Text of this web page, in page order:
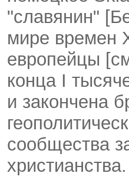
"славянин"
мире времен
европейцы
конца I
и закончена
сообщества
христианства.